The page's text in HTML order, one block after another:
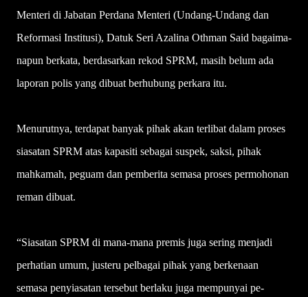
Menteri di Jabatan Perdana Menteri (Undang-Undang dan
Reformasi Institusi), Datuk Seri Azalina Othman Said bagaima­
napun berkata, berdasarkan rekod SPRM, masih belum ada
laporan polis yang dibuat berhubung perkara itu.
Menurutnya, terdapat banyak pihak akan terlibat dalam proses
siasatan SPRM atas kapasiti sebagai suspek, saksi, pihak
mahkamah, peguam dan pemberita semasa proses permohonan
reman dibuat.
“Siasatan SPRM di mana-mana premis juga sering menjadi
perhatian umum, justeru pelbagai pihak yang berkenaan
semasa penyiasatan tersebut berlaku juga mempunyai pe­